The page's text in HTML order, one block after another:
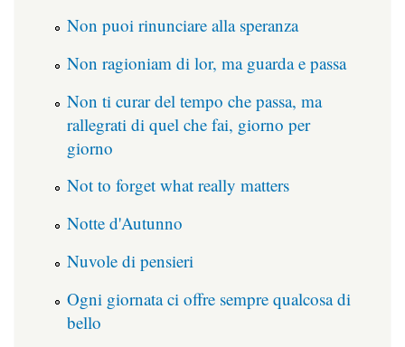
Non puoi rinunciare alla speranza
Non ragioniam di lor, ma guarda e passa
Non ti curar del tempo che passa, ma
rallegrati di quel che fai, giorno per
giorno
Not to forget what really matters
Notte d'Autunno
Nuvole di pensieri
Ogni giornata ci offre sempre qualcosa di
bello